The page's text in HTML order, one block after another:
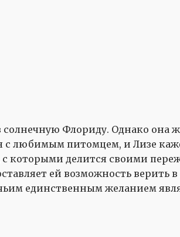
Флориду. Однако она
с любимым питомцем, и Лизе
которыми делится своими
ей возможность верить в
единственным желанием